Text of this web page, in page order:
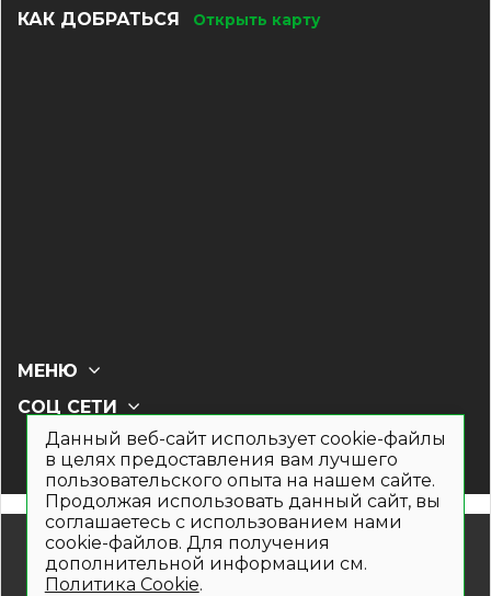
КАК ДОБРАТЬСЯ Открыть карту
СОЦ СЕТИ
МЕНЮ
© 2019- 2026. Общество с ограниченной ответственностью
«Кронекс»
Информация на сайте носит рекламно-информационный
Данный веб-сайт использует cookie-файлы
в целях предоставления вам лучшего
пользовательского опыта на нашем сайте.
Продолжая использовать данный сайт, вы
соглашаетесь с использованием нами
cookie-файлов. Для получения
дополнительной информации см.
Политика Cookie.